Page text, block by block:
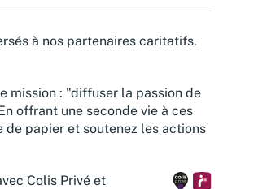
à nos partenaires caritatifs.
mission : "diffuser la passion de
offrant une seconde vie à ces
papier et soutenez les actions
Colis Privé et